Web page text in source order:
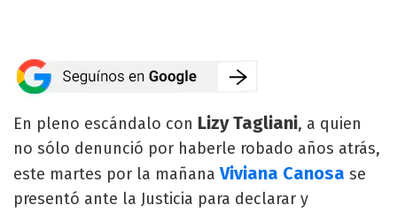
En pleno escándalo con Lizy Tagliani, a quien
no sólo denunció por haberle robado años atrás,
este martes por la mañanaViviana Canosa se
presentó ante la Justicia para declarar y